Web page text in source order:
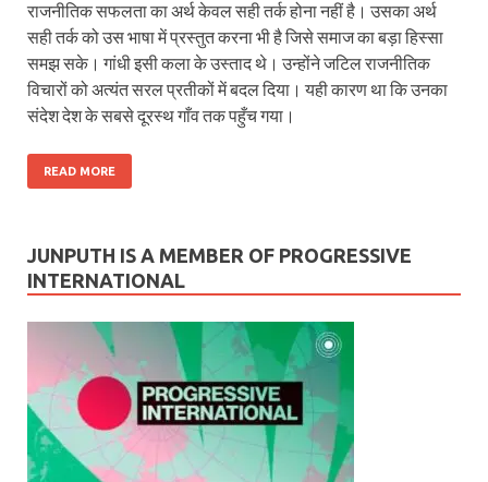
राजनीतिक सफलता का अर्थ केवल सही तर्क होना नहीं है। उसका अर्थ
सही तर्क को उस भाषा में प्रस्तुत करना भी है जिसे समाज का बड़ा हिस्सा
समझ सके। गांधी इसी कला के उस्ताद थे। उन्होंने जटिल राजनीतिक
विचारों को अत्यंत सरल प्रतीकों में बदल दिया। यही कारण था कि उनका
संदेश देश के सबसे दूरस्थ गाँव तक पहुँच गया।
READ MORE
JUNPUTH IS A MEMBER OF PROGRESSIVE
INTERNATIONAL